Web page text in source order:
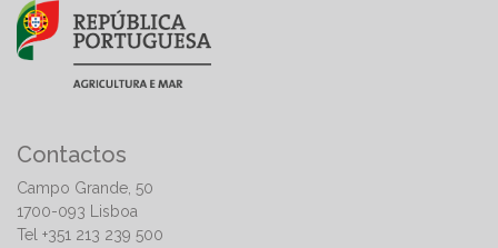
Contactos
Campo Grande, 50
1700-093 Lisboa
Tel +351 213 239 500